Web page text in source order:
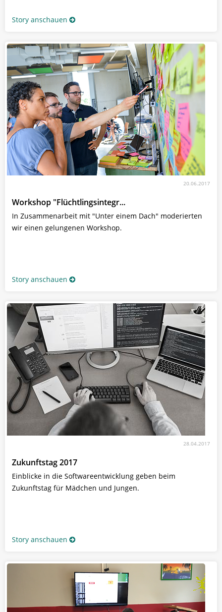
Story anschauen
20.06.2017
Workshop "Flüchtlingsintegr...
In Zusammenarbeit mit "Unter einem Dach" moderierten
wir einen gelungenen Workshop.
Story anschauen
28.04.2017
Zukunftstag 2017
Einblicke in die Softwareentwicklung geben beim
Zukunftstag für Mädchen und Jungen.
Story anschauen